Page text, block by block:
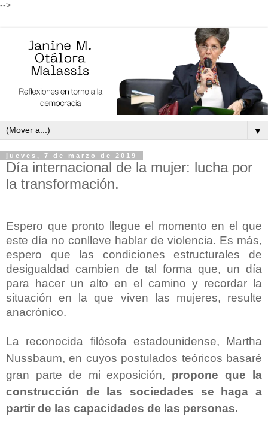
-->
▼
jueves, 7 de marzo de 2019
Día internacional de la mujer: lucha por
la transformación.
Espero que pronto llegue el momento en el que
este día no conlleve hablar de violencia. Es más,
espero que las condiciones estructurales de
desigualdad cambien de tal forma que, un día
para hacer un alto en el camino y recordar la
situación en la que viven las mujeres, resulte
anacrónico.
La reconocida filósofa estadounidense, Martha
Nussbaum, en cuyos postulados teóricos basaré
gran parte de mi exposición, propone que la
construcción de las sociedades se haga a
partir de las capacidades de las personas.